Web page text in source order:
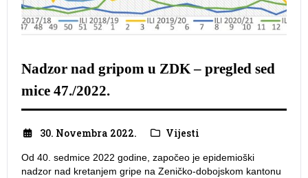
Nadzor nad gripom u ZDK – pregled sed
mice 47./2022.
30. Novembra 2022. Vijesti
Od 40. sedmice 2022 godine, započeo je epidemioški
nadzor nad kretanjem gripe na Zeničko-dobojskom kantonu